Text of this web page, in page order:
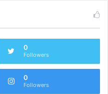
0
Followers
0
Followers